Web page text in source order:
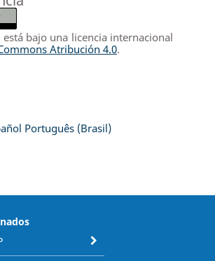
está bajo una licencia internacional
Atribución 4.0.
Português (Brasil)